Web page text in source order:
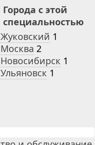
Города с этой
специальностью
Жуковский 1
Москва 2
Новосибирск 1
Ульяновск 1